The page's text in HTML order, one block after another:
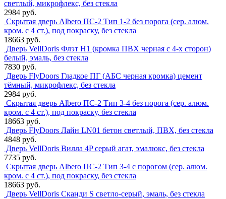
светлый, микрофлекс, без стекла
2984 руб.
Скрытая дверь Albero ПС-2 Тип 1-2 без порога (сер. алюм.
кром. с 4 ст.), под покраску, без стекла
18663 руб.
Дверь VellDoris Флэт H1 (кромка ПВХ черная с 4-х сторон)
белый, эмаль, без стекла
7830 руб.
Дверь FlyDoors Гладкое ПГ (АБС черная кромка) цемент
тёмный, микрофлекс, без стекла
2984 руб.
Скрытая дверь Albero ПС-2 Тип 3-4 без порога (сер. алюм.
кром. с 4 ст.), под покраску, без стекла
18663 руб.
Дверь FlyDoors Лайн LN01 бетон светлый, ПВХ, без стекла
4848 руб.
Дверь VellDoris Вилла 4P серый агат, эмалюкс, без стекла
7735 руб.
Скрытая дверь Albero ПС-2 Тип 3-4 с порогом (сер. алюм.
кром. с 4 ст.), под покраску, без стекла
18663 руб.
Дверь VellDoris Сканди S светло-серый, эмаль, без стекла